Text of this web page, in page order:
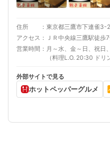
メ
住所
東京都三鷹市下連雀3-
アクセス
ＪＲ中央線三鷹駅徒歩
営業時間
月～水、金～日、祝日
（料理L.O. 20:30 ドリ
外部サイトで見る
ホットペッパーグルメ